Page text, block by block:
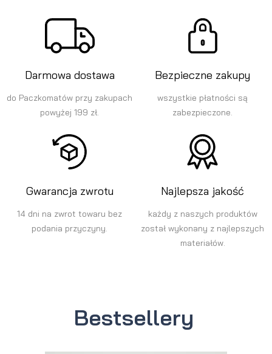
Darmowa dostawa
do Paczkomatów przy zakupach
powyżej 199 zł.
Bezpieczne zakupy
wszystkie płatności są
zabezpieczone.
Gwarancja zwrotu
14 dni na zwrot towaru bez
podania przyczyny.
Najlepsza jakość
każdy z naszych produktów
został wykonany z najlepszych
materiałów.
Bestsellery